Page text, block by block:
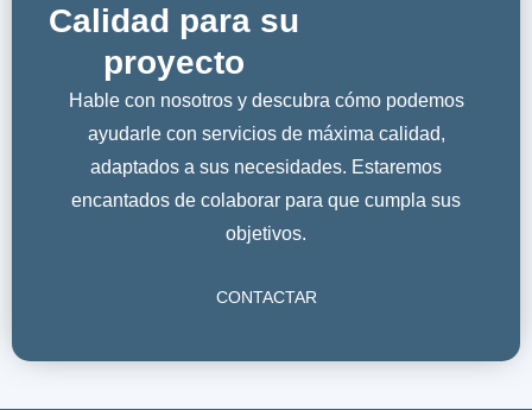
Calidad para su
proyecto
Hable con nosotros y descubra cómo podemos
ayudarle con servicios de máxima calidad,
adaptados a sus necesidades. Estaremos
encantados de colaborar para que cumpla sus
objetivos.
CONTACTAR